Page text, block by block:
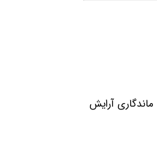
ماندگاری آرایش